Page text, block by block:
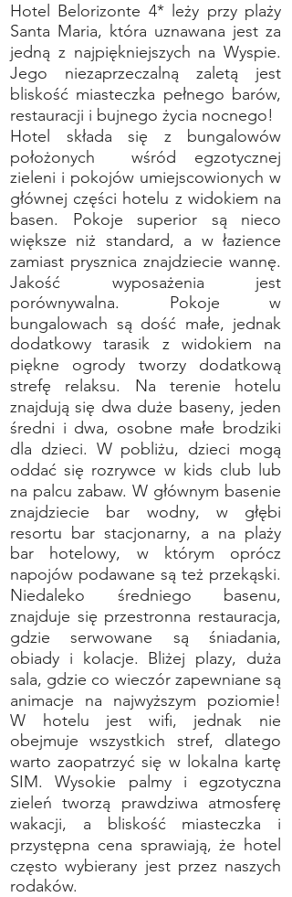
Hotel Belorizonte 4* leży przy plaży
Santa Maria, która uznawana jest za
jedną z najpiękniejszych na Wyspie.
Jego niezaprzeczalną zaletą jest
bliskość miasteczka pełnego barów,
restauracji i bujnego życia nocnego!
Hotel składa się z bungalowów
położonych wśród egzotycznej
zieleni i pokojów umiejscowionych w
głównej części hotelu z widokiem na
basen. Pokoje superior są nieco
większe niż standard, a w łazience
zamiast prysznica znajdziecie wannę.
Jakość wyposażenia jest
porównywalna. Pokoje w
bungalowach są dość małe, jednak
dodatkowy tarasik z widokiem na
piękne ogrody tworzy dodatkową
strefę relaksu. Na terenie hotelu
znajdują się dwa duże baseny, jeden
średni i dwa, osobne małe brodziki
dla dzieci. W pobliżu, dzieci mogą
oddać się rozrywce w kids club lub
na palcu zabaw. W głównym basenie
znajdziecie bar wodny, w głębi
resortu bar stacjonarny, a na plaży
bar hotelowy, w którym oprócz
napojów podawane są też przekąski.
Niedaleko średniego basenu,
znajduje się przestronna restauracja,
gdzie serwowane są śniadania,
obiady i kolacje. Bliżej plazy, duża
sala, gdzie co wieczór zapewniane są
animacje na najwyższym poziomie!
W hotelu jest wifi, jednak nie
obejmuje wszystkich stref, dlatego
warto zaopatrzyć się w lokalna kartę
SIM. Wysokie palmy i egzotyczna
zieleń tworzą prawdziwa atmosferę
wakacji, a bliskość miasteczka i
przystępna cena sprawiają, że hotel
często wybierany jest przez naszych
rodaków.